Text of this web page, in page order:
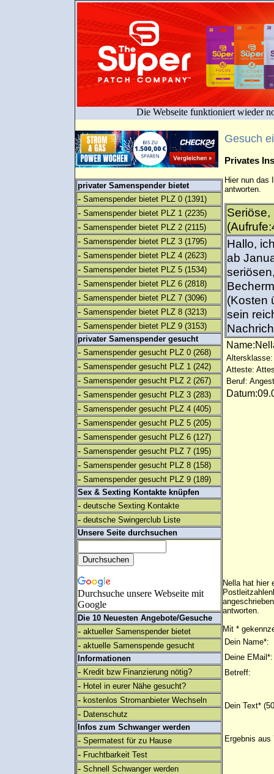
Die Webseite funktioniert wieder
privater Samenspender bietet
- Samenspender bietet PLZ 0 (1391)
- Samenspender bietet PLZ 1 (2235)
- Samenspender bietet PLZ 2 (2115)
- Samenspender bietet PLZ 3 (1795)
- Samenspender bietet PLZ 4 (2623)
- Samenspender bietet PLZ 5 (1534)
- Samenspender bietet PLZ 6 (2818)
- Samenspender bietet PLZ 7 (3096)
- Samenspender bietet PLZ 8 (3213)
- Samenspender bietet PLZ 9 (3153)
privater Samenspender gesucht
- Samenspender gesucht PLZ 0 (268)
- Samenspender gesucht PLZ 1 (242)
- Samenspender gesucht PLZ 2 (267)
- Samenspender gesucht PLZ 3 (283)
- Samenspender gesucht PLZ 4 (405)
- Samenspender gesucht PLZ 5 (205)
- Samenspender gesucht PLZ 6 (127)
- Samenspender gesucht PLZ 7 (195)
- Samenspender gesucht PLZ 8 (158)
- Samenspender gesucht PLZ 9 (189)
Sex & Sexting Kontakte knüpfen
- deutsche Sexting Kontakte
- deutsche Swingerclub Liste
Unsere Seite durchsuchen
Durchsuche unsere Webseite mit
Google
Die 10 Neuesten Angebote/Gesuche
- aktueller Samenspender bietet
- aktuelle Samenspende gesucht
Informationen
- Kredit bzw Finanzierung nötig?
- Hotel in eurer Nähe gesucht?
- kostenlos Stromanbieter Wechseln
- Datenschutz
Infos zum Schwanger werden
- Spermatest für zu Hause
- Fruchtbarkeit Test
- Schnell Schwanger werden
Gesuch
Privates
Hier nun das
antworten.
Hallo,
ab
(Kosten
sein
Altersklasse:
Atteste:
Beruf:
Nella hat hier
antworten.
Mit *
Dein Name*:
Deine EMail*:
Betreff:
Dein Text*
Ergebnis aus